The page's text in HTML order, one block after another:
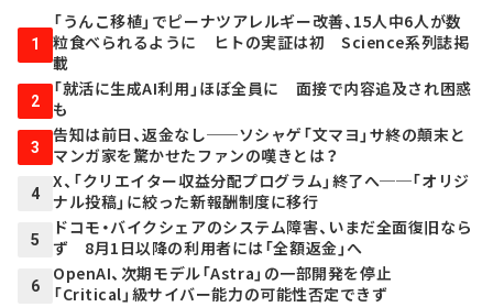
1
「うんこ移植」でピーナツアレルギー改善、15人中6人が数
粒食べられるように ヒトの実証は初 Science系列誌掲
載
2
「就活に生成AI利用」ほぼ全員に 面接で内容追及され困惑
も
3
告知は前日、返金なし──ソシャゲ「文マヨ」サ終の顛末と
マンガ家を驚かせたファンの嘆きとは？
4
X、「クリエイター収益分配プログラム」終了へ──「オリジ
ナル投稿」に絞った新報酬制度に移行
5
ドコモ・バイクシェアのシステム障害、いまだ全面復旧なら
ず 8月1日以降の利用者には「全額返金」へ
6
OpenAI、次期モデル「Astra」の一部開発を停止
「Critical」級サイバー能力の可能性否定できず